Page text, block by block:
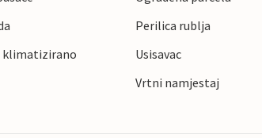
Perilica rublja
klimatizirano
Usisavac
Vrtni namjestaj